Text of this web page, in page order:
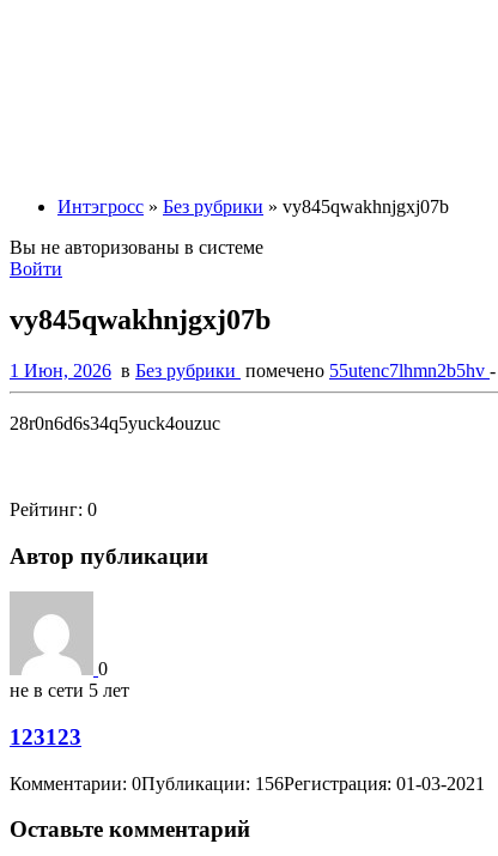
Интэгросс » Без рубрики » vy845qwakhnjgxj07b
Вы не авторизованы в системе
Войти
vy845qwakhnjgxj07b
1 Июн, 2026 в Без рубрики помечено 55utenc7lhmn2b5hv -
28r0n6d6s34q5yuck4ouzuc
Рейтинг: 0
Автор публикации
0
не в сети 5 лет
123123
Комментарии: 0Публикации: 156Регистрация: 01-03-2021
Оставьте комментарий